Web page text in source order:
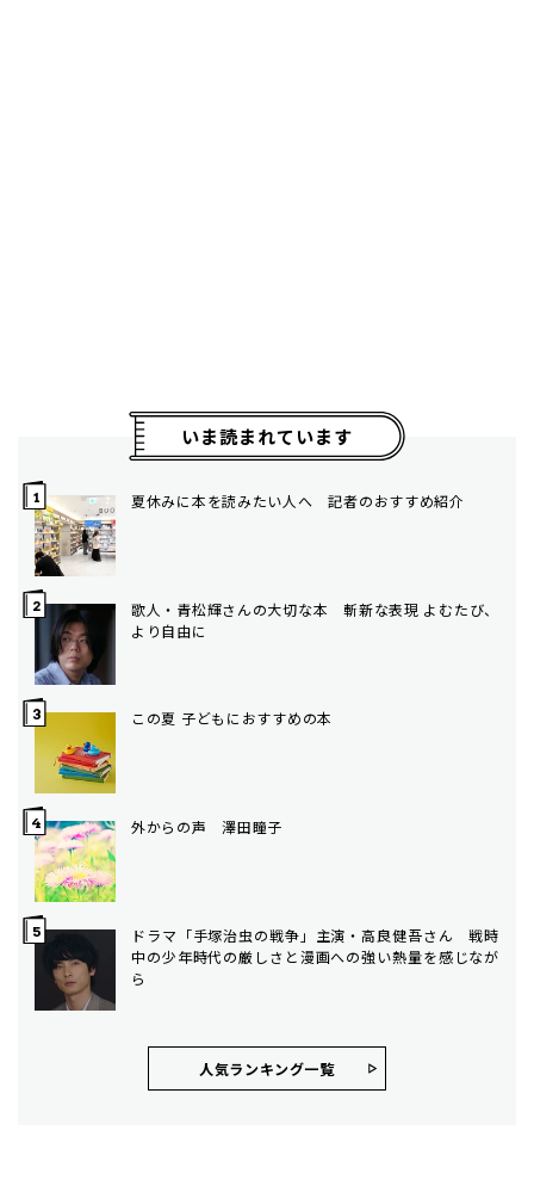
いま読まれています
夏休みに本を読みたい人へ 記者のおすすめ紹介
歌人・青松輝さんの大切な本 斬新な表現 よむたび、
より自由に
この夏 子どもにおすすめの本
外からの声 澤田瞳子
ドラマ「手塚治虫の戦争」主演・高良健吾さん 戦時
中の少年時代の厳しさと漫画への強い熱量を感じなが
ら
人気ランキング⼀覧